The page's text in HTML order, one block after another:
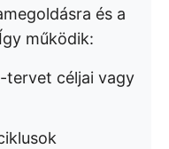
és a
működik:
tervet céljai vagy